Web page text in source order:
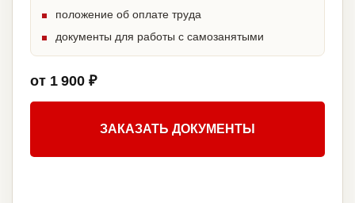
положение об оплате труда
документы для работы с самозанятыми
от 1 900 ₽
ЗАКАЗАТЬ ДОКУМЕНТЫ